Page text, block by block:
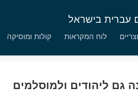
עברית בישראל
לוח המקראות קולות ומוסיקה
גם ליהודים ולמוסלמים